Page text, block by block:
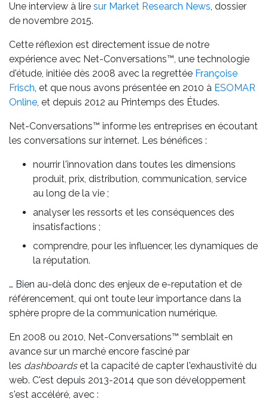
Une interview à lire sur Market Research News, dossier
de novembre 2015.
Cette réflexion est directement issue de notre
expérience avec Net-Conversations™, une technologie
d'étude, initiée dès 2008 avec la regrettée Françoise
Frisch, et que nous avons présentée en 2010 à ESOMAR
Online, et depuis 2012 au Printemps des Études.
Net-Conversations™ informe les entreprises en écoutant
les conversations sur internet. Les bénéfices :
nourrir l'innovation dans toutes les dimensions
produit, prix, distribution, communication, service
au long de la vie ;
analyser les ressorts et les conséquences des
insatisfactions ;
comprendre, pour les influencer, les dynamiques de
la réputation.
… Bien au-delà donc des enjeux de e-reputation et de
référencement, qui ont toute leur importance dans la
sphère propre de la communication numérique.
En 2008 ou 2010, Net-Conversations™ semblait en
avance sur un marché encore fasciné par
les dashboardset la capacité de capter l'exhaustivité du
web. C'est depuis 2013-2014 que son développement
s'est accéléré, avec :